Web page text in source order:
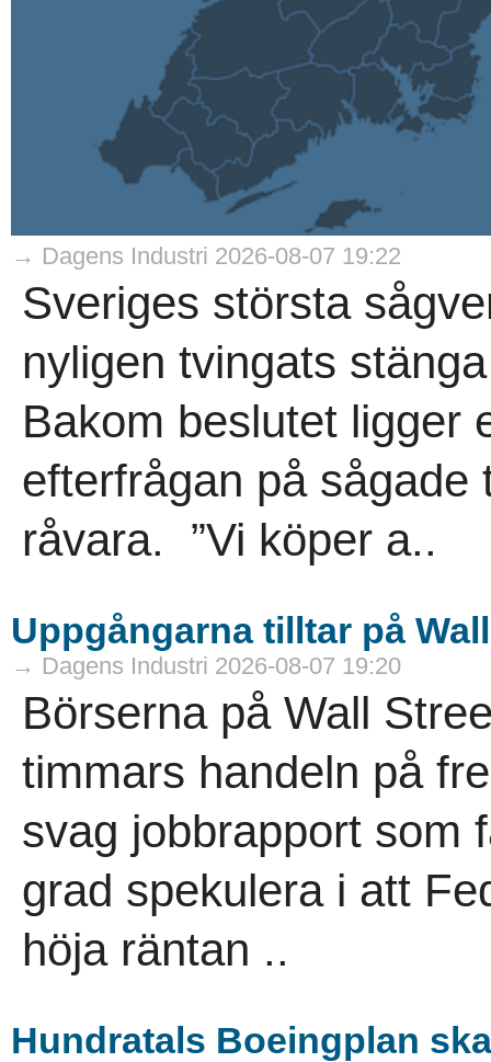
→ Dagens Industri 2026-08-07 19:22
Sveriges största
nyligen tvingats
Bakom beslutet ligger
efterfrågan på sågade
råvara. ”Vi köper a..
Uppgångarna tilltar på
→ Dagens Industri 2026-08-07 19:20
Börserna på Wall
timmars handeln på
svag jobbrapport som
grad spekulera i att
höja räntan ..
Hundratals Boeingplan